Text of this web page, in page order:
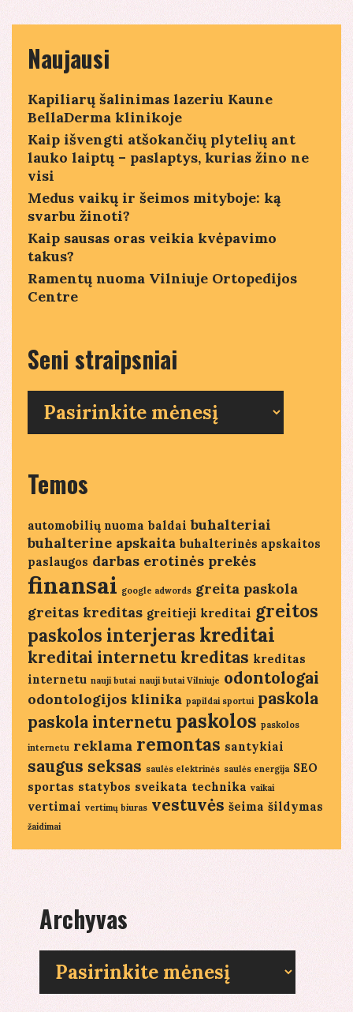
Naujausi
Kapiliarų šalinimas lazeriu Kaune
BellaDerma klinikoje
Kaip išvengti atšokančių plytelių ant
lauko laiptų – paslaptys, kurias žino ne
visi
Medus vaikų ir šeimos mityboje: ką
svarbu žinoti?
Kaip sausas oras veikia kvėpavimo
takus?
Ramentų nuoma Vilniuje Ortopedijos
Centre
Seni straipsniai
straipsniai
Temos
automobilių nuoma baldai buhalteriai
buhalterine apskaita buhalterinės apskaitos
paslaugos darbas erotinės prekės
finansai google adwords greita paskola
greitas kreditas greitieji kreditai greitos
paskolos interjeras kreditai
kreditai internetu kreditas kreditas
internetu nauji butai nauji butai Vilniuje odontologai
odontologijos klinika papildai sportui paskola
paskola internetu paskolos paskolos
internetu reklama remontas santykiai
saugus seksas saulės elektrinės saulės energija SEO
sportas statybos sveikata technika vaikai
vertimai vertimų biuras vestuvės šeima šildymas
žaidimai
Archyvas